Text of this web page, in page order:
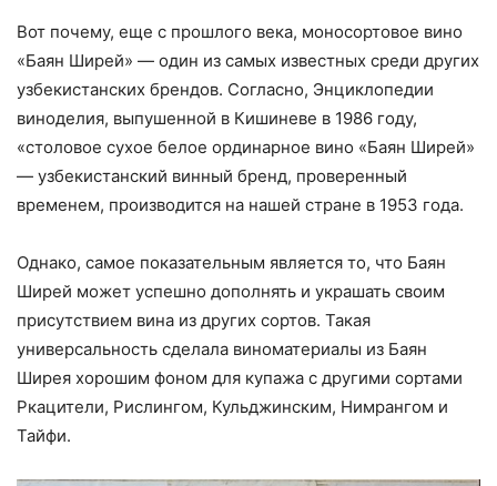
Вот почему, еще с прошлого века, моносортовое вино
«Баян Ширей» — один из самых известных среди других
узбекистанских брендов. Согласно, Энциклопедии
виноделия, выпушенной в Кишиневе в 1986 году,
«столовое сухое белое ординарное вино «Баян Ширей»
— узбекистанский винный бренд, проверенный
временем, производится на нашей стране в 1953 года.
Однако, самое показательным является то, что Баян
Ширей может успешно дополнять и украшать своим
присутствием вина из других сортов. Такая
универсальность сделала виноматериалы из Баян
Ширея хорошим фоном для купажа с другими сортами
Ркацители, Рислингом, Кульджинским, Нимрангом и
Тайфи.